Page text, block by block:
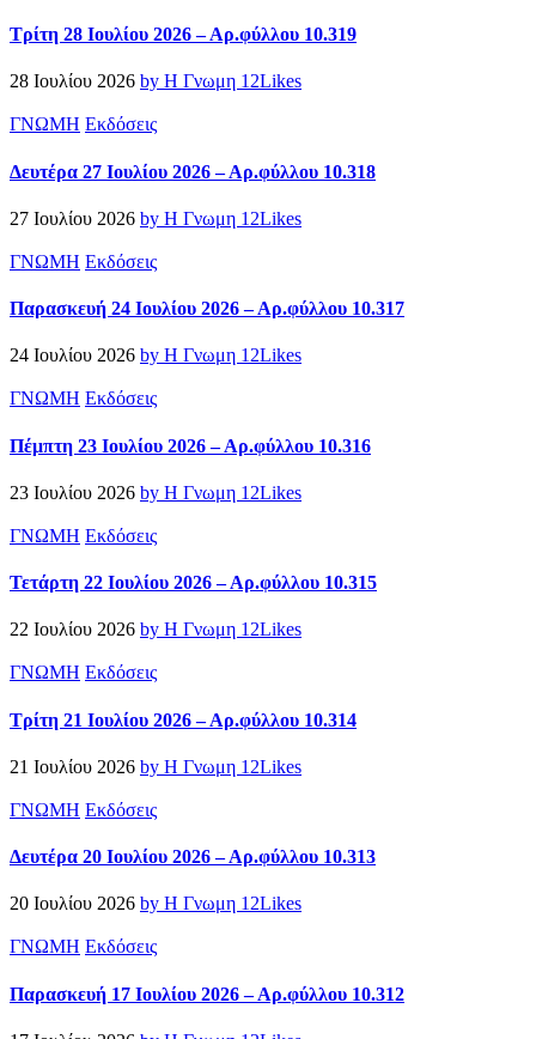
Τρίτη 28 Ιουλίου 2026 – Αρ.φύλλου 10.319
28 Ιουλίου 2026 by Η Γνωμη 12Likes
ΓΝΩΜΗ Εκδόσεις
Δευτέρα 27 Ιουλίου 2026 – Αρ.φύλλου 10.318
27 Ιουλίου 2026 by Η Γνωμη 12Likes
ΓΝΩΜΗ Εκδόσεις
Παρασκευή 24 Ιουλίου 2026 – Αρ.φύλλου 10.317
24 Ιουλίου 2026 by Η Γνωμη 12Likes
ΓΝΩΜΗ Εκδόσεις
Πέμπτη 23 Ιουλίου 2026 – Αρ.φύλλου 10.316
23 Ιουλίου 2026 by Η Γνωμη 12Likes
ΓΝΩΜΗ Εκδόσεις
Τετάρτη 22 Ιουλίου 2026 – Αρ.φύλλου 10.315
22 Ιουλίου 2026 by Η Γνωμη 12Likes
ΓΝΩΜΗ Εκδόσεις
Τρίτη 21 Ιουλίου 2026 – Αρ.φύλλου 10.314
21 Ιουλίου 2026 by Η Γνωμη 12Likes
ΓΝΩΜΗ Εκδόσεις
Δευτέρα 20 Ιουλίου 2026 – Αρ.φύλλου 10.313
20 Ιουλίου 2026 by Η Γνωμη 12Likes
ΓΝΩΜΗ Εκδόσεις
Παρασκευή 17 Ιουλίου 2026 – Αρ.φύλλου 10.312